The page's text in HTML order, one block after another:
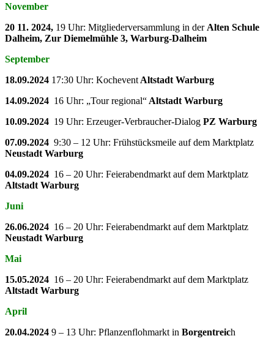
November
20 11. 2024, 19 Uhr: Mitgliederversammlung in der Alten Schule
Dalheim, Zur Diemelmühle 3, Warburg-Dalheim
September
18.09.2024 17:30 Uhr: Kochevent Altstadt Warburg
14.09.2024 16 Uhr: „Tour regional“ Altstadt Warburg
10.09.2024 19 Uhr: Erzeuger-Verbraucher-Dialog PZ Warburg
07.09.2024 9:30 – 12 Uhr: Frühstücksmeile auf dem Marktplatz
Neustadt Warburg
04.09.2024 16 – 20 Uhr: Feierabendmarkt auf dem Marktplatz
Altstadt Warburg
Juni
26.06.2024 16 – 20 Uhr: Feierabendmarkt auf dem Marktplatz
Neustadt Warburg
Mai
15.05.2024 16 – 20 Uhr: Feierabendmarkt auf dem Marktplatz
Altstadt Warburg
April
20.04.2024 9 – 13 Uhr: Pflanzenflohmarkt in Borgentreich